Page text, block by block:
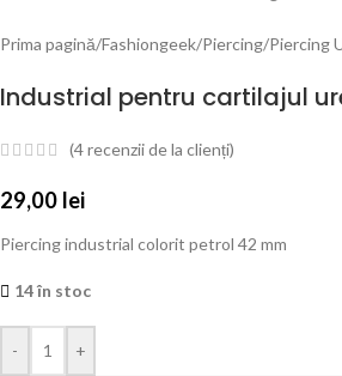
Prima pagină/Fashiongeek/Piercing/Piercing
Industrial pentru cartilajul
(4recenzii de la clienți)
29,00 lei
Piercing industrial colorit petrol 42 mm
14 în stoc
- +